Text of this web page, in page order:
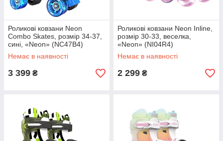
Роликові ковзани Neon
Combo Skates, розмір 34-37,
сині, «Neon» (NC47B4)
Немає в наявності
3 399 ₴
Роликові ковзани Neon Inline,
розмір 30-33, веселка,
«Neon» (NI04R4)
Немає в наявності
2 299 ₴